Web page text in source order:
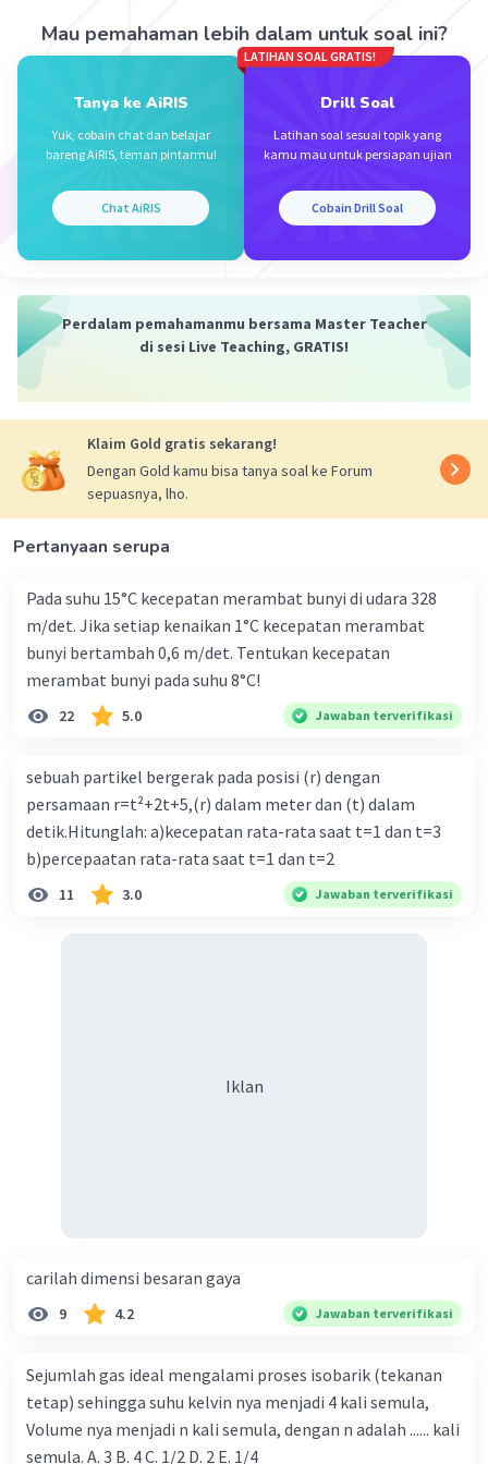
Kuat medan listrik pada bola konduktor yang
terletak di dalam bola tidak memiliki medan
listrik, sehingga medan listriknya sama dengan
Beri Rating·5.0( Balas
Mau pemahaman lebih dalam untuk soal ini?
Tanya ke AiRIS
Yuk, cobain chat dan belajar
bareng AiRIS, teman pintarmu!
Chat AiRIS
LATIHAN SOAL GRATIS!
Drill Soal
Latihan soal sesuai topik yang
kamu mau untuk persiapan ujian
Cobain Drill Soal
Perdalam pemahamanmu bersama Master Teacher
di sesi Live Teaching, GRATIS!
Klaim Gold gratis sekarang!
Dengan Gold kamu bisa tanya soal ke Forum
sepuasnya, lho.
Pertanyaan serupa
Pada suhu 15°C kecepatan merambat bunyi di udara 328
m/det. Jika setiap kenaikan 1°C kecepatan merambat
bunyi bertambah 0,6 m/det. Tentukan kecepatan
merambat bunyi pada suhu 8°C!
22 5.0 Jawaban terverifikasi
sebuah partikel bergerak pada posisi (r) dengan
persamaan r=t²+2t+5,(r) dalam meter dan (t) dalam
detik.Hitunglah: a)kecepatan rata-rata saat t=1 dan t=3
b)percepaatan rata-rata saat t=1 dan t=2
11 3.0 Jawaban terverifikasi
Iklan
carilah dimensi besaran gaya
9 4.2 Jawaban terverifikasi
Sejumlah gas ideal mengalami proses isobarik (tekanan
tetap) sehingga suhu kelvin nya menjadi 4 kali semula,
Volume nya menjadi n kali semula, dengan n adalah ...... kali
semula. A. 3 B. 4 C. 1/2 D. 2 E. 1/4